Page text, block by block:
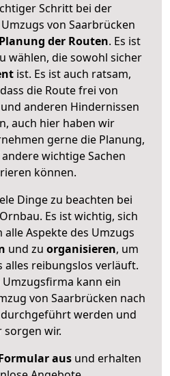
Schritt bei der
von Saarbrücken
der Routen. Es ist
wählen, die sowohl sicher
ist. Es ist auch ratsam,
die Route frei von
anderen Hindernissen
auch hier haben wir
gerne die Planung,
wichtige Sachen
können.
Dinge zu beachten bei
Es ist wichtig, sich
Aspekte des Umzugs
und zu organisieren, um
alles reibungslos verläuft.
kann ein
von Saarbrücken nach
werden und
sorgen wir.
ausund erhalten